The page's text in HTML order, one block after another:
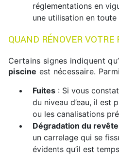
réglementations en
une utilisation en toute
QUAND RÉNOVER
Certains signes indiquent
piscine est nécessaire.
Fuites : Si vous
du niveau d’eau, il est
ou les canalisations
Dégradation du
un carrelage qui se
évidents qu’il est